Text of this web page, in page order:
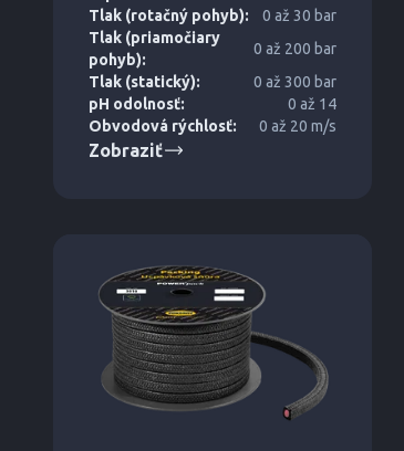
Tlak (rotačný pohyb):
0 až 30 bar
Tlak (priamočiary
pohyb):
0 až 200 bar
Tlak (statický):
0 až 300 bar
pH odolnosť:
0 až 14
Obvodová rýchlosť:
0 až 20 m/s
Zobraziť